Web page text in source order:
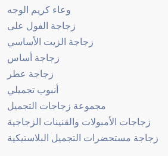
وعاء كريم الوجه
زجاجة الفول على
زجاجة الزيت الأساسي
زجاجة أساس
زجاجة عطر
أنبوب تجميلي
مجموعة زجاجات التجميل
زجاجات الأمبولات والقنينات الزجاجية
زجاجة مستحضرات التجميل البلاستيكية